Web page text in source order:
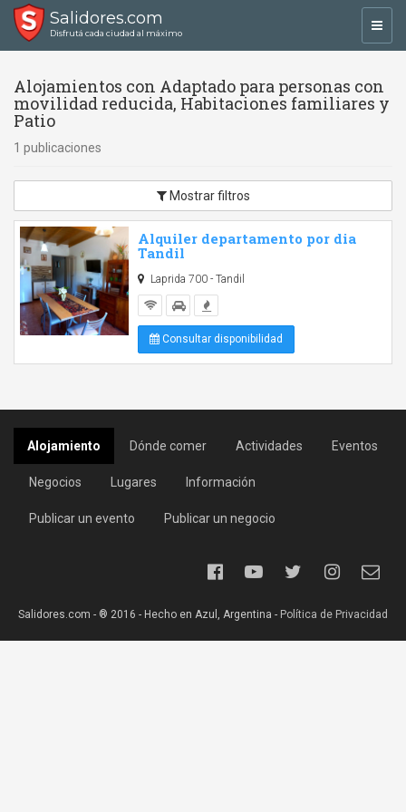
Salidores.com
Disfrutá cada ciudad al máximo
Alojamientos con Adaptado para personas con
movilidad reducida, Habitaciones familiares y
Patio
1 publicaciones
Mostrar filtros
Alquiler departamento por dia
Tandil
Laprida 700 - Tandil
Consultar disponibilidad
Alojamiento Dónde comer Actividades Eventos
Negocios Lugares Información
Publicar un evento Publicar un negocio
Salidores.com - ® 2016 - Hecho en Azul, Argentina - Política de Privacidad